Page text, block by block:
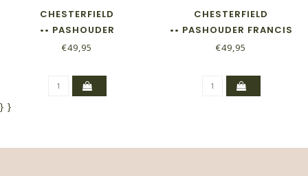
CHESTERFIELD
•• PASHOUDER
MANNHEIM
€49,95
CHESTERFIELD
•• PASHOUDER FRANCIS
€49,95
} }